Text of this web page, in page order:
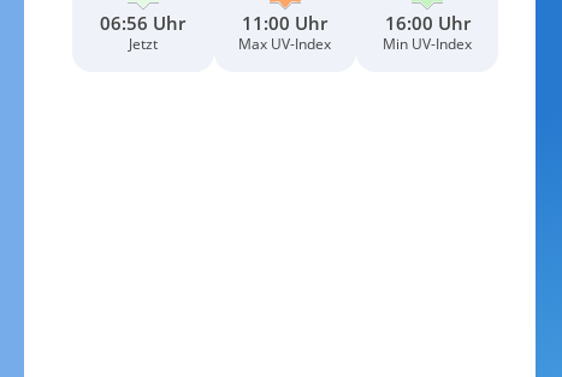
06:56 Uhr
Jetzt
11:00 Uhr
Max UV-Index
16:00 Uhr
Min UV-Index